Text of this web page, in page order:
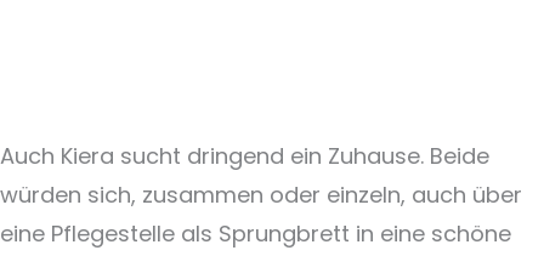
Auch Kiera sucht dringend ein Zuhause. Beide
würden sich, zusammen oder einzeln, auch über
eine Pflegestelle als Sprungbrett in eine schöne